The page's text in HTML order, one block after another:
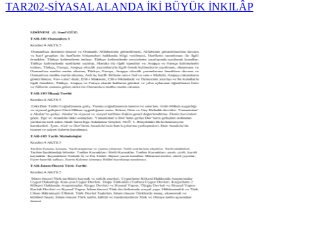
TAR202-SİYASAL ALANDA İKİ BÜYÜK İNKILÂP